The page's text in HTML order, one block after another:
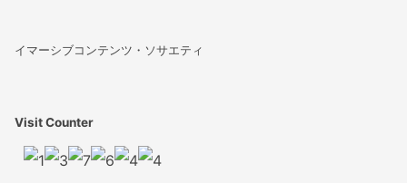
イマーシブコンテンツ・ソサエティ
Visit Counter